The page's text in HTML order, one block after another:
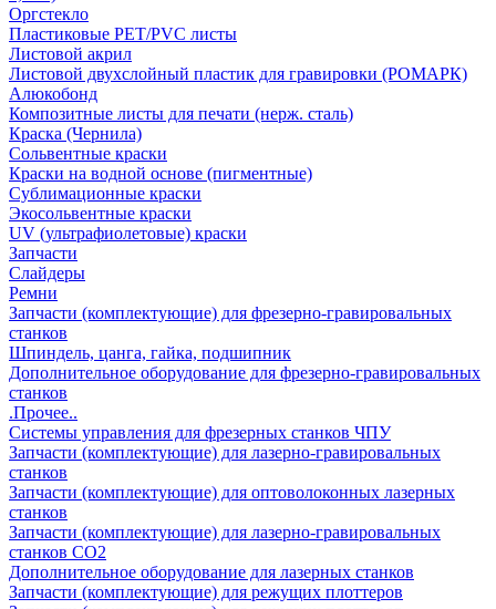
Оргстекло
Пластиковые PET/PVC листы
Листовой акрил
Листовой двухслойный пластик для гравировки (РОМАРК)
Алюкобонд
Композитные листы для печати (нерж. сталь)
Краска (Чернила)
Сольвентные краски
Краски на водной основе (пигментные)
Сублимационные краски
Экосольвентные краски
UV (ультрафиолетовые) краски
Запчасти
Слайдеры
Ремни
Запчасти (комплектующие) для фрезерно-гравировальных
станков
Шпиндель, цанга, гайка, подшипник
Дополнительное оборудование для фрезерно-гравировальных
станков
.Прочее..
Системы управления для фрезерных станков ЧПУ
Запчасти (комплектующие) для лазерно-гравировальных
станков
Запчасти (комплектующие) для оптоволоконных лазерных
станков
Запчасти (комплектующие) для лазерно-гравировальных
станков CO2
Дополнительное оборудование для лазерных станков
Запчасти (комплектующие) для режущих плоттеров